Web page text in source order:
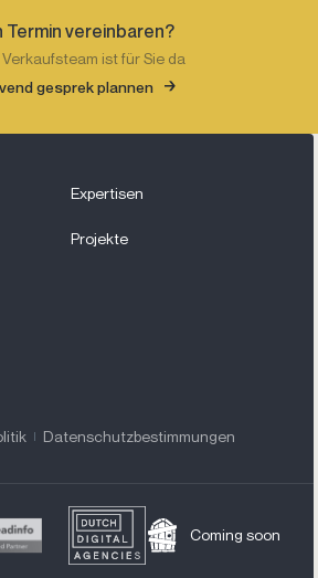
Termin vereinbaren?
ist für Sie da
gesprek plannen
Expertisen
Projekte
Datenschutzbestimmungen
Coming soon